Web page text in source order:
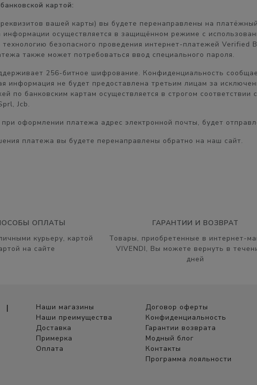
картой:
вашей карты) вы будете перенаправлены на
осуществляется в защищённом режиме с
безопасного проведения интернет-платежей Verified
также может потребоваться ввод специального пароля.
256-битное шифрование. Конфиденциальность
информация не будет предоставлена третьим лицам за
по банковским картам осуществляется в строгом
Jcb.
оформлении платежа адрес электронной почты, будет
платежа вы будете перенаправлены обратно на наш сайт.
ОПЛАТЫ
курьеру, картой
на сайте
ГАРАНТИИ И ВОЗВРАТ
Товары, приобретенные в интернет-
VIVENDI, Вы можете вернуть в
дней
Наши магазины
Наши преимущества
Доставка
Примерка
Оплата
Договор оферты
Конфиденциальность
Гарантии возврата
Модный блог
Контакты
Программа лояльности